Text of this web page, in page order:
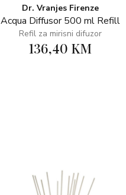
Dr. Vranjes Firenze
Acqua Diffusor 500 ml Refill
Refil za mirisni difuzor
136,40 KM